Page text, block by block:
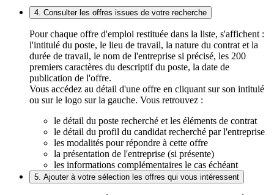
4. Consulter les offres issues de votre recherche
Pour chaque offre d'emploi restituée dans la liste, s'affichent :
l'intitulé du poste, le lieu de travail, la nature du contrat et la
durée de travail, le nom de l'entreprise si précisé, les 200
premiers caractères du descriptif du poste, la date de
publication de l'offre.
Vous accédez au détail d'une offre en cliquant sur son intitulé
ou sur le logo sur la gauche. Vous retrouvez :
le détail du poste recherché et les éléments de contrat
le détail du profil du candidat recherché par l'entreprise
les modalités pour répondre à cette offre
la présentation de l'entreprise (si présente)
les informations complémentaires le cas échéant
5. Ajouter à votre sélection les offres qui vous intéressent